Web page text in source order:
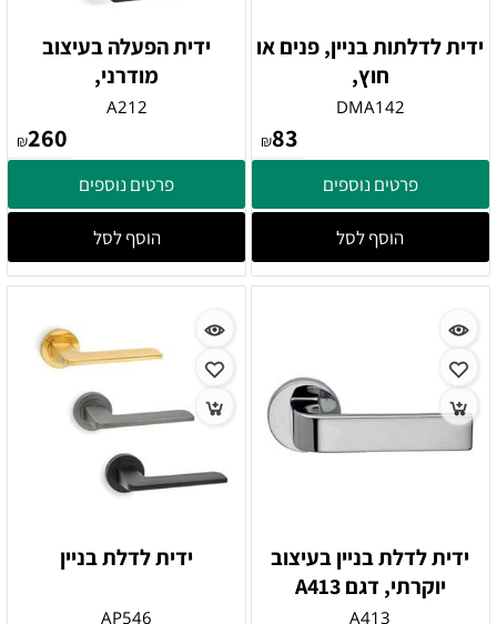
ידית לדלתות בניין, פנים או
חוץ,
DMA142
₪83
פרטים נוספים
הוסף לסל
ידית הפעלה בעיצוב
מודרני,
A212
₪260
פרטים נוספים
הוסף לסל
ידית לדלת בניין בעיצוב
יוקרתי, דגם A413
A413
ידית לדלת בניין
AP546